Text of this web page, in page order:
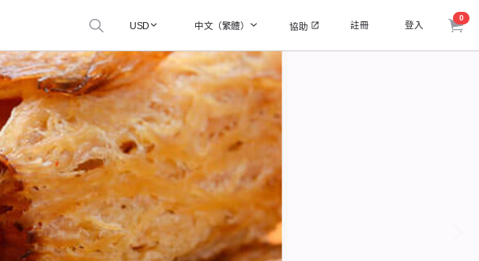
USD 中文（繁體） 協助 註冊 登入
0